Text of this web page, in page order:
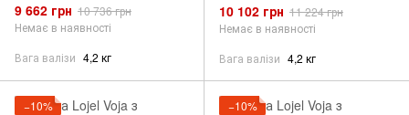
9 662 грн 10 736 грн
Немає в наявності
Вага валізи 4,2 кг
10 102 грн 11 224 грн
Немає в наявності
Вага валізи 4,2 кг
−10%
−10%